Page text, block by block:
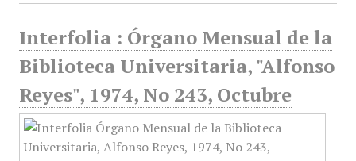
Interfolia : Órgano Mensual de la
Biblioteca Universitaria, "Alfonso
Reyes", 1974, No 243, Octubre